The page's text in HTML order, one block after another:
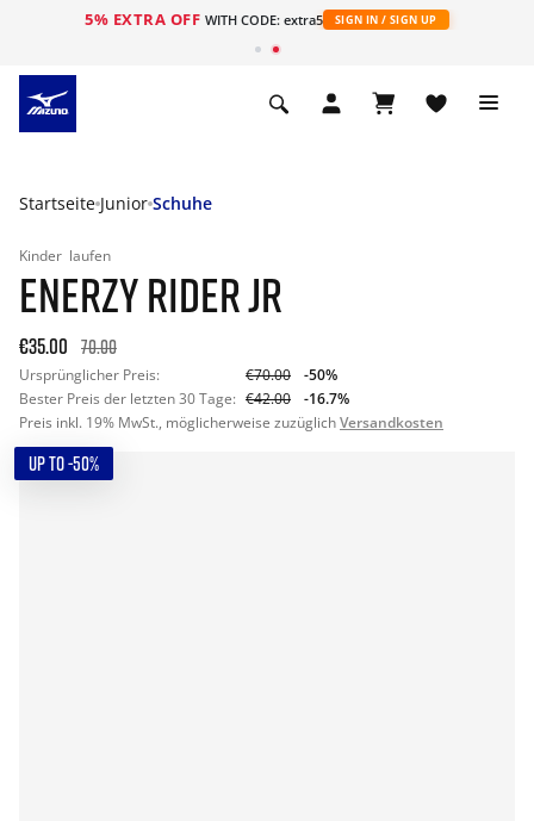
5% EXTRA OFF WITH CODE: extra5 SIGN IN / SIGN UP
Startseite Junior Schuhe
Kinder laufen
ENERZY RIDER JR
€35.00 70.00
Ursprünglicher Preis: €70.00
-50%
Bester Preis der letzten 30 Tage: €42.00
-16.7%
Preis inkl. 19% MwSt., möglicherweise zuzüglichVersandkosten
UP TO -50%